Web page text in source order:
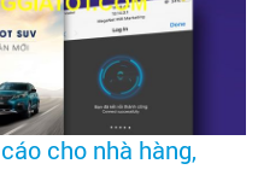
cho nhà hàng,